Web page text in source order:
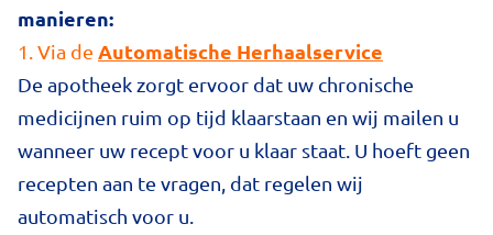
manieren:
1. Via de Automatische Herhaalservice
De apotheek zorgt ervoor dat uw chronische
medicijnen ruim op tijd klaarstaan en wij mailen u
wanneer uw recept voor u klaar staat. U hoeft geen
recepten aan te vragen, dat regelen wij
automatisch voor u.